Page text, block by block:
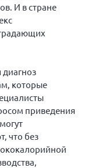
И в стране
которые
приведения
что без